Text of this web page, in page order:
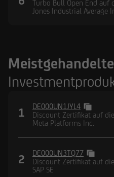
Turbo Bull Open End auf
Jones Industrial Average
Meistgehandelte
1
DE000UN1JYL4
Discount Zertifikat auf
Meta Platforms Inc.
2
DE000UN3TQ77
Discount Zertifikat auf
SAP SE